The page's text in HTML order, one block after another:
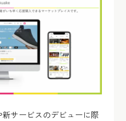
新サービスのデビューに際